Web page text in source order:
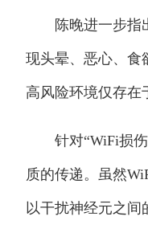
陈晚进一步指出
现头晕、恶心、食
高风险环境仅存在
针对“WiFi损伤
质的传递。虽然
以干扰神经元之间